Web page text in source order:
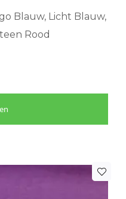
Blauw, Licht Blauw,
Rood